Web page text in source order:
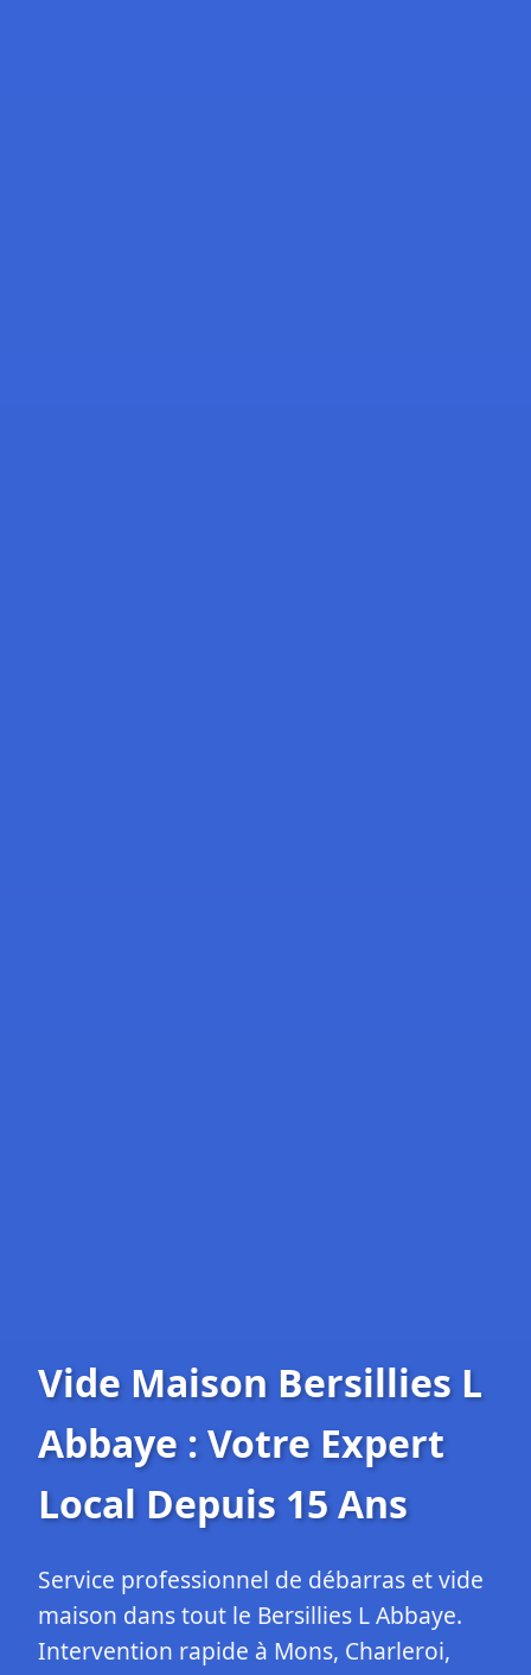
Vide Maison Bersillies L
Abbaye : Votre Expert
Local Depuis 15 Ans
Service professionnel de débarras et vide
maison dans tout le Bersillies L Abbaye.
Intervention rapide à Mons, Charleroi,